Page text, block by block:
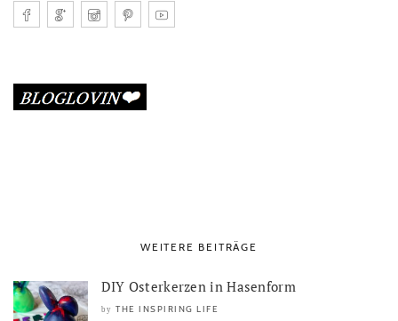
WEITERE BEITRÄGE
DIY Osterkerzen in Hasenform
by THE INSPIRING LIFE